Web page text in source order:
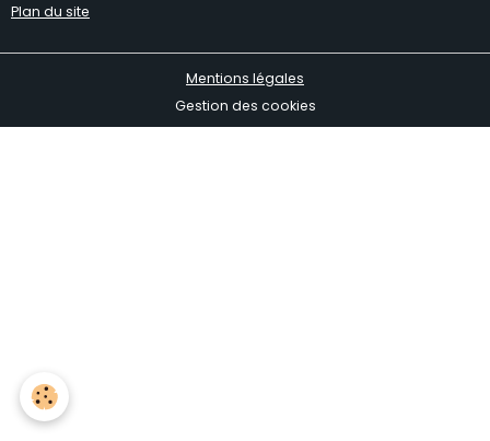
Plan du site
Mentions légales
Gestion des cookies